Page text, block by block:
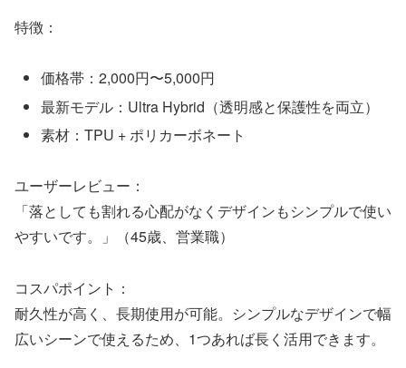
特徴：
価格帯：2,000円〜5,000円
最新モデル：Ultra Hybrid（透明感と保護性を両立）
素材：TPU + ポリカーボネート
ユーザーレビュー：
「落としても割れる心配がなくデザインもシンプルで使い
やすいです。」（45歳、営業職）
コスパポイント：
耐久性が高く、長期使用が可能。シンプルなデザインで幅
広いシーンで使えるため、1つあれば長く活用できます。